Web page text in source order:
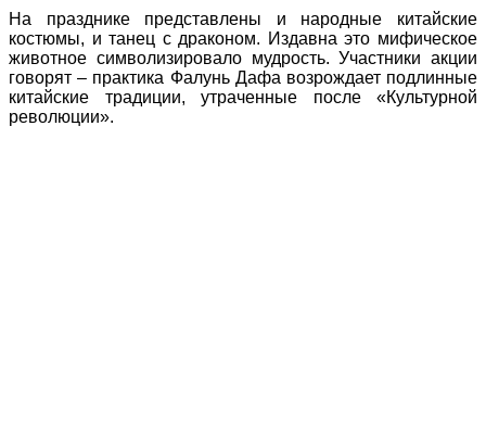
На празднике представлены и народные китайские
костюмы, и танец с драконом. Издавна это мифическое
животное символизировало мудрость. Участники акции
говорят – практика Фалунь Дафа возрождает подлинные
китайские традиции, утраченные после «Культурной
революции».